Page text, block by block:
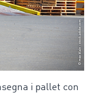
i pallet con